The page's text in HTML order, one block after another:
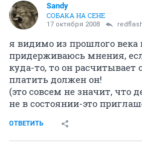
Sandy
СОБАКА НА СЕНЕ
17 октября 2008
я видимо из прошлого века
придерживаюсь мнения,
куда-то, то он
платить должен он!
(это совсем не значит, что
не в состоянии-это
ОТВЕТИТЬ